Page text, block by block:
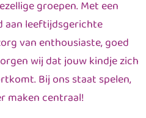
groepen. Met een
aan leeftijdsgerichte
van enthousiaste, goed
wij dat jouw kindje zich
Bij ons staat spelen,
maken centraal!